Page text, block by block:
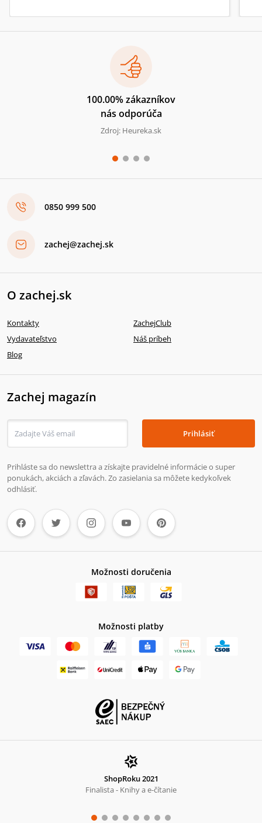
100.00% zákazníkov
nás odporúča
Zdroj: Heureka.sk
0850 999 500
zachej@zachej.sk
O zachej.sk
Kontakty
ZachejClub
Vydavateľstvo
Náš príbeh
Blog
Zachej magazín
Prihlásiť
Prihláste sa do newslettra a získajte pravidelné informácie o super
ponukách, akciách a zľavách. Zo zasielania sa môžete kedykoľvek
odhlásiť.
Možnosti doručenia
Možnosti platby
ShopRoku 2021
Finalista - Knihy a e-čítanie